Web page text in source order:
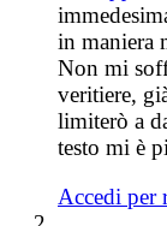
in maniera
Non mi
veritiere,
limiterò a
testo mi è
Accedi per